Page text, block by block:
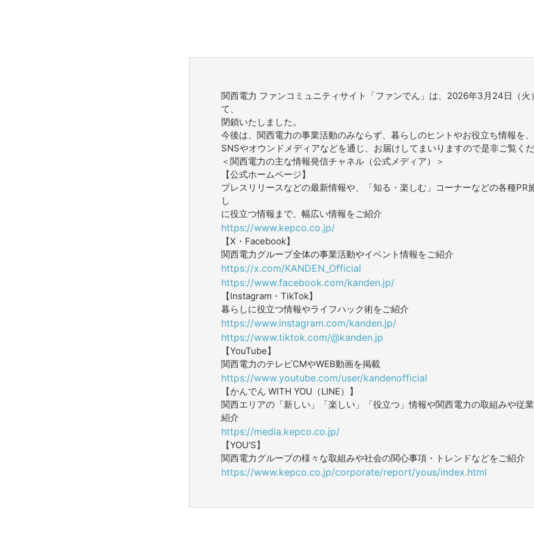
関西電力 ファンコミュニティサイト「ファンでん」は、2026年3月24日（火
て、
閉鎖いたしました。
今後は、関西電力の事業活動のみならず、暮らしのヒントやお役立ち情報を
SNSやオウンドメディアなどを通じ、お届けしてまいりますので是非ご覧くだ
＜関西電力の主な情報発信チャネル（公式メディア）＞
【公式ホームページ】
プレスリリースなどの最新情報や、「知る・楽しむ」コーナーなどの各種PR
し
に役立つ情報まで、幅広い情報をご紹介
https://www.kepco.co.jp/
【X・Facebook】
関西電力グループ全体の事業活動やイベント情報をご紹介
https://x.com/KANDEN_Official
https://www.facebook.com/kanden.jp/
【Instagram・TikTok】
暮らしに役立つ情報やライフハック術をご紹介
https://www.instagram.com/kanden.jp/
https://www.tiktok.com/@kanden.jp
【YouTube】
関西電力のテレビCMやWEB動画を掲載
https://www.youtube.com/user/kandenofficial
【かんでん WITH YOU（LINE）】
関西エリアの「新しい」「楽しい」「役立つ」情報や関西電力の取組みや従
紹介
https://media.kepco.co.jp/
【YOU‘S】
関西電力グループの様々な取組みや社会の関心事項・トレンドなどをご紹介
https://www.kepco.co.jp/corporate/report/yous/index.html